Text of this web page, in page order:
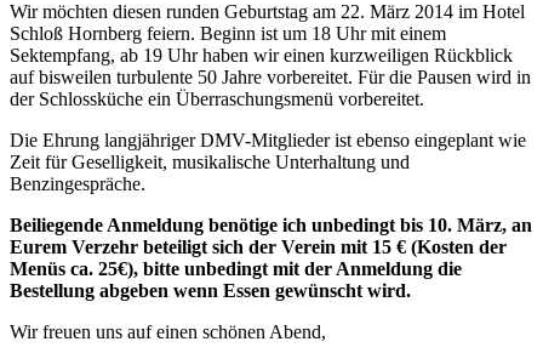
Wir möchten diesen runden Geburtstag am 22. März 2014 im Hotel
Schloß Hornberg feiern. Beginn ist um 18 Uhr mit einem
Sektempfang, ab 19 Uhr haben wir einen kurzweiligen Rückblick
auf bisweilen turbulente 50 Jahre vorbereitet. Für die Pausen wird in
der Schlossküche ein Überraschungsmenü vorbereitet.
Die Ehrung langjähriger DMV-Mitglieder ist ebenso eingeplant wie
Zeit für Geselligkeit, musikalische Unterhaltung und
Benzingespräche.
Beiliegende Anmeldung benötige ich unbedingt bis 10. März, an
Eurem Verzehr beteiligt sich der Verein mit 15 € (Kosten der
Menüs ca. 25€), bitte unbedingt mit der Anmeldung die
Bestellung abgeben wenn Essen gewünscht wird.
Wir freuen uns auf einen schönen Abend,